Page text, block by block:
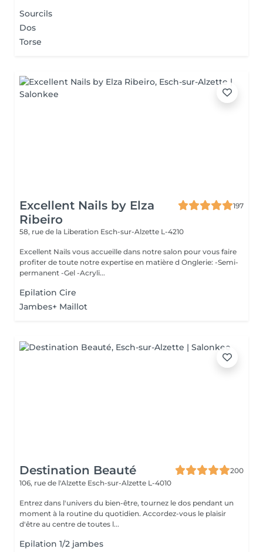
Sourcils
Dos
Torse
Excellent Nails by Elza
Ribeiro
197
58, rue de la Liberation Esch-sur-Alzette L-4210
Excellent Nails vous accueille dans notre salon pour vous faire
profiter de toute notre expertise en matière d Onglerie: -Semi-
permanent -Gel -Acryli...
Epilation Cire
Jambes+ Maillot
Destination Beauté
200
106, rue de l'Alzette Esch-sur-Alzette L-4010
Entrez dans l'univers du bien-être, tournez le dos pendant un
moment à la routine du quotidien. Accordez-vous le plaisir
d'être au centre de toutes l...
Epilation 1/2 jambes